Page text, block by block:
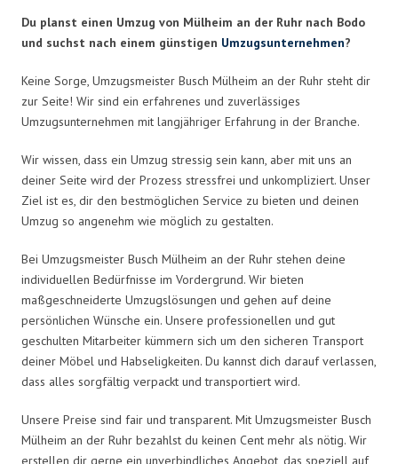
Du planst einen Umzug von Mülheim an der Ruhr nach Bodo
und suchst nach einem günstigen Umzugsunternehmen?
Keine Sorge, Umzugsmeister Busch Mülheim an der Ruhr steht dir
zur Seite! Wir sind ein erfahrenes und zuverlässiges
Umzugsunternehmen mit langjähriger Erfahrung in der Branche.
Wir wissen, dass ein Umzug stressig sein kann, aber mit uns an
deiner Seite wird der Prozess stressfrei und unkompliziert. Unser
Ziel ist es, dir den bestmöglichen Service zu bieten und deinen
Umzug so angenehm wie möglich zu gestalten.
Bei Umzugsmeister Busch Mülheim an der Ruhr stehen deine
individuellen Bedürfnisse im Vordergrund. Wir bieten
maßgeschneiderte Umzugslösungen und gehen auf deine
persönlichen Wünsche ein. Unsere professionellen und gut
geschulten Mitarbeiter kümmern sich um den sicheren Transport
deiner Möbel und Habseligkeiten. Du kannst dich darauf verlassen,
dass alles sorgfältig verpackt und transportiert wird.
Unsere Preise sind fair und transparent. Mit Umzugsmeister Busch
Mülheim an der Ruhr bezahlst du keinen Cent mehr als nötig. Wir
erstellen dir gerne ein unverbindliches Angebot, das speziell auf